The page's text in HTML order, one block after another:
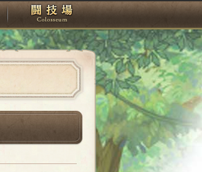
ショップ 闘技場